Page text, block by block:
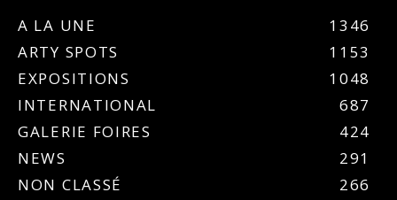
A LA UNE
1346
ARTY SPOTS
1153
EXPOSITIONS
1048
INTERNATIONAL
687
GALERIE FOIRES
424
NEWS
291
NON CLASSÉ
266